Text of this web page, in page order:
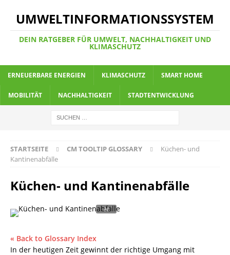
UMWELTINFORMATIONSSYSTEM
DEIN RATGEBER FÜR UMWELT, NACHHALTIGKEIT UND
KLIMASCHUTZ
ERNEUERBARE ENERGIEN KLIMASCHUTZ SMART HOME
MOBILITÄT NACHHALTIGKEIT STADTENTWICKLUNG
STARTSEITE CM TOOLTIP GLOSSARY
Küchen- und
Kantinenabfälle
Küchen- und Kantinenabfälle
« Back to Glossary Index
In der heutigen Zeit gewinnt der richtige Umgang mit